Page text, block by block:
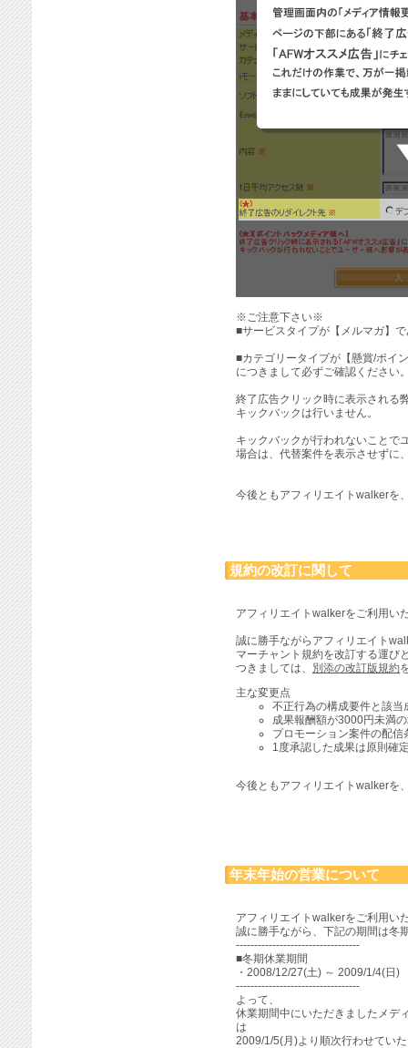
※ご注意下さい※
■サービスタイプが【メルマガ】
■カテゴリータイプが【懸賞/ポイ
につきまして必ずご確認ください
終了広告クリック時に表示される
キックバックは行いません。
キックバックが行われないことで
場合は、代替案件を表示させずに
今後ともアフィリエイトwalkerを
規約の改訂に関して
アフィリエイトwalkerをご利用い
誠に勝手ながらアフィリエイト
マーチャント規約を改訂する運び
つきましては、 別添の改訂版規約
主な変更点
不正行為の構成要件と該
成果報酬額が3000円未満
プロモーション案件の配
1度承認した成果は原則確
今後ともアフィリエイトwalkerを
年末年始の営業について
アフィリエイトwalkerをご利用い
誠に勝手ながら、下記の期間は冬
----------------------------------
■冬期休業期間
・2008/12/27(土) ～ 2009/1/4(日)
----------------------------------
よって、
休業期間中にいただきましたメデ
は
2009/1/5(月)より順次行わせてい